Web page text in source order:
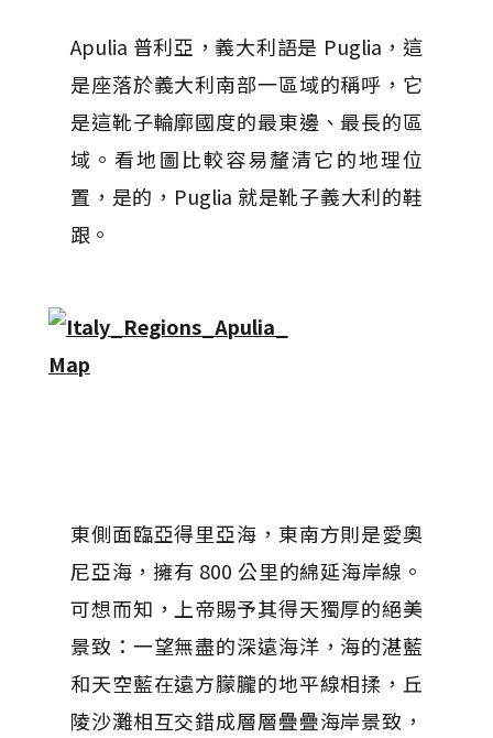
Apulia 普利亞，義大利語是 Puglia，這
是座落於義大利南部一區域的稱呼，它
是這靴子輪廓國度的最東邊、最長的區
域。看地圖比較容易釐清它的地理位
置，是的，Puglia 就是靴子義大利的鞋
跟。
東側面臨亞得里亞海，東南方則是愛奧
尼亞海，擁有 800 公里的綿延海岸線。
可想而知，上帝賜予其得天獨厚的絕美
景致：一望無盡的深遠海洋，海的湛藍
和天空藍在遠方朦朧的地平線相揉，丘
陵沙灘相互交錯成層層疊疊海岸景致，